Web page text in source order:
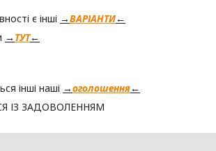
є інші →ВАРІАНТИ←
→ ТУТ←
інші наші →оголошення←
ІЗ ЗАДОВОЛЕННЯМ